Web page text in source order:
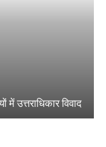
में उत्तराधिकार विवाद